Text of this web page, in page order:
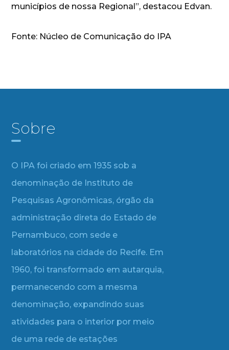
municípios de nossa Regional”, destacou Edvan.
Fonte: Núcleo de Comunicação do IPA
Sobre
O IPA foi criado em 1935 sob a
denominação de Instituto de
Pesquisas Agronômicas, órgão da
administração direta do Estado de
Pernambuco, com sede e
laboratórios na cidade do Recife. Em
1960, foi transformado em autarquia,
permanecendo com a mesma
denominação, expandindo suas
atividades para o interior por meio
de uma rede de estações